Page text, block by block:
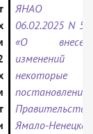
ЯНАО
06.02.2025 N
«О
изменений
некоторые
постановления
Правительства
Ямало-